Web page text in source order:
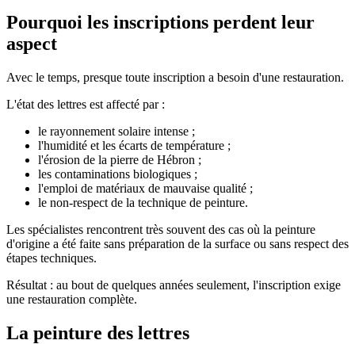
Pourquoi les inscriptions perdent leur
aspect
Avec le temps, presque toute inscription a besoin d'une restauration.
L'état des lettres est affecté par :
le rayonnement solaire intense ;
l'humidité et les écarts de température ;
l'érosion de la pierre de Hébron ;
les contaminations biologiques ;
l'emploi de matériaux de mauvaise qualité ;
le non-respect de la technique de peinture.
Les spécialistes rencontrent très souvent des cas où la peinture
d'origine a été faite sans préparation de la surface ou sans respect des
étapes techniques.
Résultat : au bout de quelques années seulement, l'inscription exige
une restauration complète.
La peinture des lettres